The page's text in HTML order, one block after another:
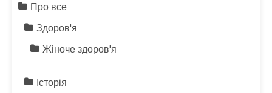
Про все
Здоров'я
Жіноче здоров'я
Історія